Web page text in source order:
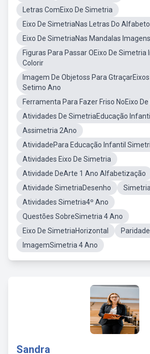
Letras ComEixo De Simetria
Eixo De SimetriaNas Letras Do Alfabeto
Eixo De SimetriaNas Mandalas
Figuras Para Passar OEixo De Simetria
Colorir
Imagem De Objetoss Para
Setimo Ano
Ferramenta Para Fazer Friso NoEixo De
Atividades De SimetriaEducação Infantil
Assimetria 2Ano
AtividadePara Educação Infantil
Atividades Eixo De Simetria
Atividade DeArte 1 Ano Alfabetização
Atividade SimetriaDesenho
Atividades Simetria4º Ano
Questões SobreSimetria 4 Ano
Eixo De SimetriaHorizontal
ImagemSimetria 4 Ano
Sandra